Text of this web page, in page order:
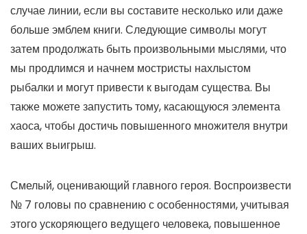
случае линии, если вы составите несколько или даже
больше эмблем книги. Следующие символы могут
затем продолжать быть произвольными мыслями, что
мы продлимся и начнем мостристы нахлыстом
рыбалки и могут привести к выгодам существа. Вы
также можете запустить тому, касающуюся элемента
хаоса, чтобы достичь повышенного множителя внутри
ваших выигрыш.
Смелый, оценивающий главного героя. Воспроизвести
№ 7 головы по сравнению с особенностями, учитывая
этого ускоряющего ведущего человека, повышенное